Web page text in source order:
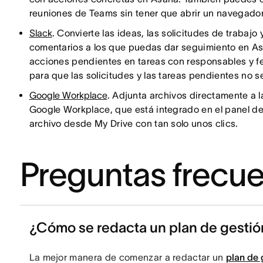
reuniones de Teams sin tener que abrir un
Slack. Convierte las ideas, las solicitudes de
comentarios a los que puedas dar seguimiento en
acciones pendientes en tareas con responsables y
para que las solicitudes y las tareas pendientes no
Google Workplace. Adjunta archivos directamente a
Google Workplace, que está integrado en el panel
archivo desde My Drive con tan solo unos clics.
Preguntas
¿Cómo se redacta un plan de
La mejor manera de comenzar a redactar un plan de